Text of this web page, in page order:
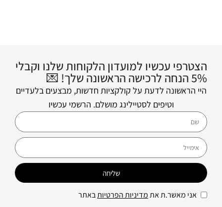
הצטרפי עכשיו למועדון הלקוחות שלנו וקבלי
5% הנחה לרכישה הראשונה שלך! 💌
היי הראשונה לדעת על קולקציות חדשות, מבצעים בלעדיים
וטיפים לסטיילינג מושלם. הרשמי עכשיו
אני מאשר.ת אתמדיניות הפרטיותבאתר
שליחה